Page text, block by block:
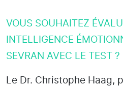
VOUS SOUHAITEZ
INTELLIGENCE
SEVRAN AVEC LE TEST ?
Le Dr. Christophe Haag,